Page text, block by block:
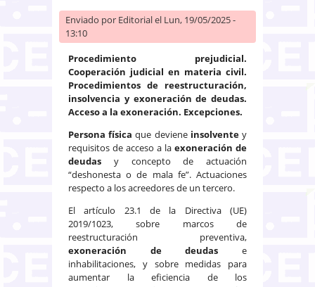
Enviado por Editorialel Lun, 19/05/2025 -
13:10
Procedimiento prejudicial.
Cooperación judicial en materia civil.
Procedimientos de reestructuración,
insolvencia y exoneración de deudas.
Acceso a la exoneración. Excepciones.
Persona física que deviene insolventey
requisitos de acceso a la exoneración de
deudas y concepto de actuación
“deshonesta o de mala fe”. Actuaciones
respecto a los acreedores de un tercero.
El artículo 23.1 de la Directiva (UE)
2019/1023, sobre marcos de
reestructuración preventiva,
exoneración de deudas e
inhabilitaciones, y sobre medidas para
aumentar la eficiencia de los